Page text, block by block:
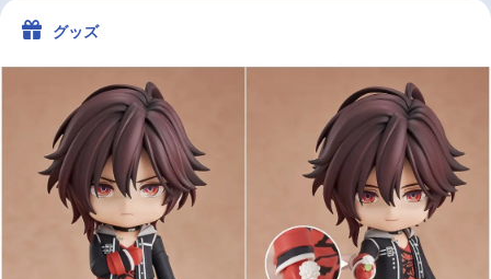
2.5次元 配信・Vtuber トレンド 無料マンガ
最新記事一覧
アニメ記事一覧 声優記事一覧
アニメ映画一覧 実写化映画一覧
グッズ